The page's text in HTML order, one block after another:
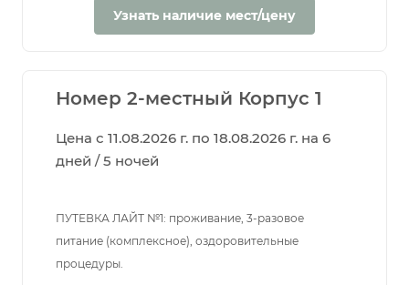
Узнать наличие мест/цену
Номер 2-местный Корпус 1
Цена с 11.08.2026 г. по 18.08.2026 г. на 6
дней / 5 ночей
ПУТЕВКА ЛАЙТ №1: проживание, 3-разовое
питание (комплексное), оздоровительные
процедуры.